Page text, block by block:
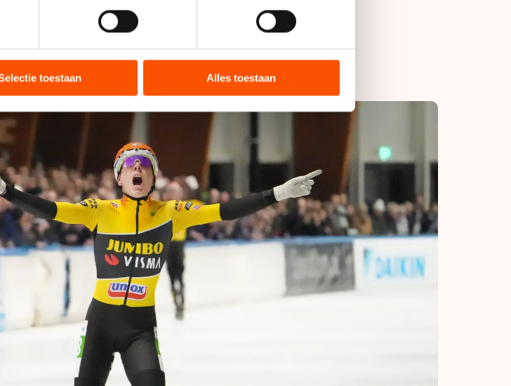
Cookieverklaring.
site met onze partners voor social media, advertenties en
die u aan hen heeft verstrekt of die zij hebben verzameld via
aan landen buiten de EU, zoals de VS, waar mogelijk geen
Door op ‘Toestaan’ te klikken, stemt u in met deze overdracht.
toestaan Alles toestaan
dit seizoen af. Harm Visser zette recent zijn